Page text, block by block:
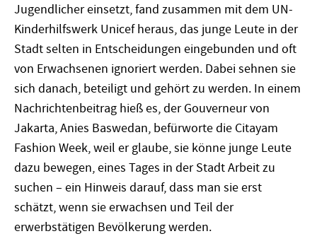
Jugendlicher einsetzt, fand zusammen mit dem UN-
Kinderhilfswerk Unicef heraus, das junge Leute in der
Stadt selten in Entscheidungen eingebunden und oft
von Erwachsenen ignoriert werden. Dabei sehnen sie
sich danach, beteiligt und gehört zu werden. In einem
Nachrichtenbeitrag hieß es, der Gouverneur von
Jakarta, Anies Baswedan, befürworte die Citayam
Fashion Week, weil er glaube, sie könne junge Leute
dazu bewegen, eines Tages in der Stadt Arbeit zu
suchen – ein Hinweis darauf, dass man sie erst
schätzt, wenn sie erwachsen und Teil der
erwerbstätigen Bevölkerung werden.